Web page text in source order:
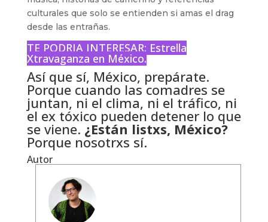
culturales que solo se entienden si amas el drag
desde las entrañas.
TE PODRIA INTERESAR: Estrella
Xtravaganza en México.
Así que sí, México, prepárate.
Porque cuando las comadres se
juntan, ni el clima, ni el tráfico, ni
el ex tóxico pueden detener lo que
se viene. ¿Están listxs, México?
Porque nosotrxs sí.
Autor